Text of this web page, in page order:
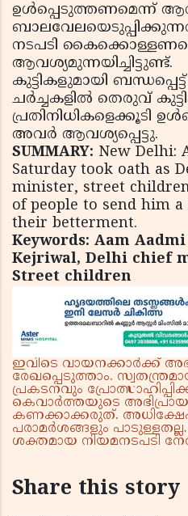
ഉള്‍പ്പെടുത്തണമെന്ന്
നടപടി
ആവശ്യമുന്നയിച്ചിട്ടുണ്ട്.
കുട്ടികളുമായി
ചര്‍ച്ചകളില്‍ തെരുവ്
പ്രതിനിധികളെക്കൂടി
അവര്‍ ആവശ്യപ്പെട്ടു.
SUMMARY: New Delhi:
Saturday took oath as
minister, street
of people to send him
their betterment.
Keywords: Aam
Kejriwal, Delhi chief
Street children
ഇവിടെ വായനക്കാർക്ക്
രേഖപ്പെടുത്താം.
പ്രകടനവും
കെവാർത്തയുടെ
കണക്കാക്കരുത്.
പരാമർശങ്ങളും
ശക്തമായ നിയമനടപടി
Share this story